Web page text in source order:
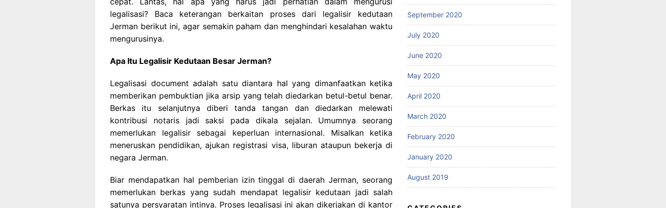
legalisasi? Baca keterangan berkaitan proses dari legalisir kedutaan
Jerman berikut ini, agar semakin paham dan menghindari kesalahan waktu
mengurusinya.
Apa Itu Legalisir Kedutaan Besar Jerman?
Legalisasi document adalah satu diantara hal yang dimanfaatkan ketika
memberikan pembuktian jika arsip yang telah diedarkan betul-betul benar.
Berkas itu selanjutnya diberi tanda tangan dan diedarkan melewati
kontribusi notaris jadi saksi pada dikala sejalan. Umumnya seorang
memerlukan legalisir sebagai keperluan internasional. Misalkan ketika
meneruskan pendidikan, ajukan registrasi visa, liburan ataupun bekerja di
negara Jerman.
Biar mendapatkan hal pemberian izin tinggal di daerah Jerman, seorang
memerlukan berkas yang sudah mendapat legalisir kedutaan jadi salah
satunya persyaratan intinya. Proses legalisasi ini akan dikerjakan di kantor
September 2020
July 2020
June 2020
May 2020
April 2020
March 2020
February 2020
January 2020
August 2019